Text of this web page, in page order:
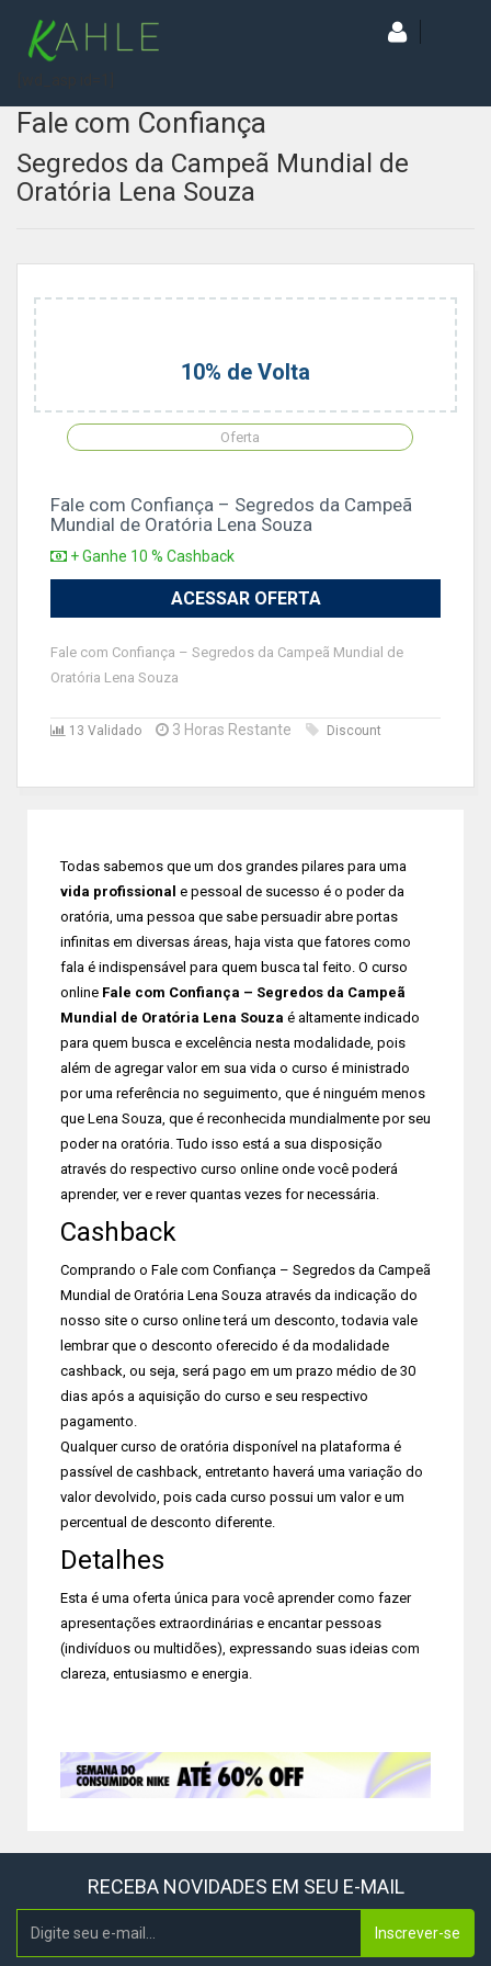
Fale com Confiança
Segredos da Campeã Mundial de
Oratória Lena Souza
10% de Volta
Oferta
Fale com Confiança – Segredos da Campeã
Mundial de Oratória Lena Souza
+ Ganhe 10 % Cashback
ACESSAR OFERTA
Fale com Confiança – Segredos da Campeã Mundial de
Oratória Lena Souza
13 Validado 3 Horas Restante Discount
Todas sabemos que um dos grandes pilares para uma
vida profissional e pessoal de sucesso é o poder da
oratória, uma pessoa que sabe persuadir abre portas
infinitas em diversas áreas, haja vista que fatores como
fala é indispensável para quem busca tal feito. O curso
online Fale com Confiança – Segredos da Campeã
Mundial de Oratória Lena Souza é altamente indicado
para quem busca e excelência nesta modalidade, pois
além de agregar valor em sua vida o curso é ministrado
por uma referência no seguimento, que é ninguém menos
que Lena Souza, que é reconhecida mundialmente por seu
poder na oratória. Tudo isso está a sua disposição
através do respectivo curso online onde você poderá
aprender, ver e rever quantas vezes for necessária.
Cashback
Comprando o Fale com Confiança – Segredos da Campeã
Mundial de Oratória Lena Souza através da indicação do
nosso site o curso online terá um desconto, todavia vale
lembrar que o desconto oferecido é da modalidade
cashback, ou seja, será pago em um prazo médio de 30
dias após a aquisição do curso e seu respectivo
pagamento.
Qualquer curso de oratória disponível na plataforma é
passível de cashback, entretanto haverá uma variação do
valor devolvido, pois cada curso possui um valor e um
percentual de desconto diferente.
Detalhes
Esta é uma oferta única para você aprender como fazer
apresentações extraordinárias e encantar pessoas
(indivíduos ou multidões), expressando suas ideias com
clareza, entusiasmo e energia.
RECEBA NOVIDADES EM SEU E-MAIL
Inscrever-se